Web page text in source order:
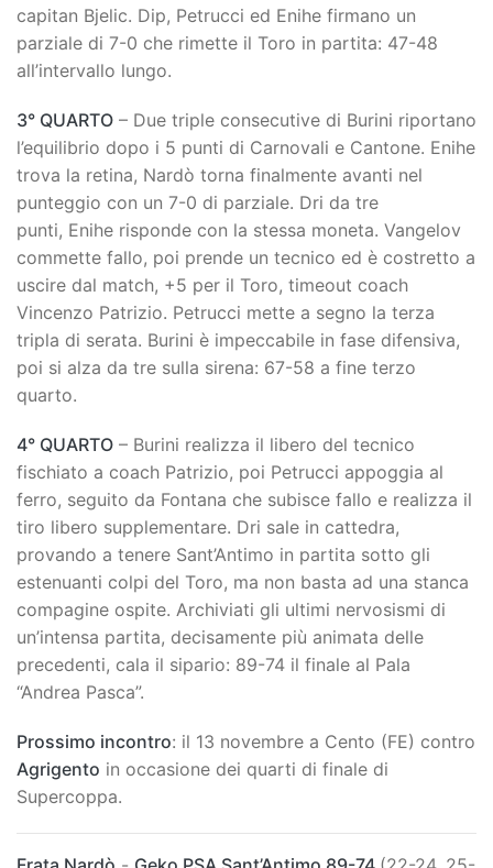
capitan Bjelic. Dip, Petrucci ed Enihe firmano un
parziale di 7-0 che rimette il Toro in partita: 47-48
all’intervallo lungo.
3° QUARTO – Due triple consecutive di Burini riportano
l’equilibrio dopo i 5 punti di Carnovali e Cantone. Enihe
trova la retina, Nardò torna finalmente avanti nel
punteggio con un 7-0 di parziale. Dri da tre
punti, Enihe risponde con la stessa moneta. Vangelov
commette fallo, poi prende un tecnico ed è costretto a
uscire dal match, +5 per il Toro, timeout coach
Vincenzo Patrizio. Petrucci mette a segno la terza
tripla di serata. Burini è impeccabile in fase difensiva,
poi si alza da tre sulla sirena: 67-58 a fine terzo
quarto.
4° QUARTO – Burini realizza il libero del tecnico
fischiato a coach Patrizio, poi Petrucci appoggia al
ferro, seguito da Fontana che subisce fallo e realizza il
tiro libero supplementare. Dri sale in cattedra,
provando a tenere Sant’Antimo in partita sotto gli
estenuanti colpi del Toro, ma non basta ad una stanca
compagine ospite. Archiviati gli ultimi nervosismi di
un’intensa partita, decisamente più animata delle
precedenti, cala il sipario: 89-74 il finale al Pala
“Andrea Pasca”.
Prossimo incontro: il 13 novembre a Cento (FE) contro
Agrigento in occasione dei quarti di finale di
Supercoppa.